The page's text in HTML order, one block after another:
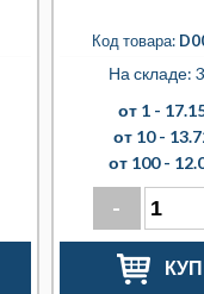
Код товара:
На складе:
от 1 -
от 10 -
от 100 -
-